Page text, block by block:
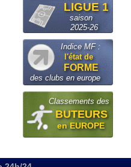
LIGUE 1
saison
2025-26
Indice MF :
l'état de
FORME
des clubs en europe
Classements des
BUTEURS
en EUROPE